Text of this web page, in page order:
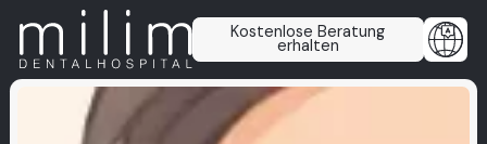
Kostenlose Beratung
erhalten